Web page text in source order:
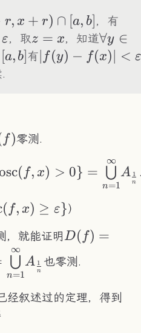
r, x + r) ∩ [a, b] ，有
ε，取z=x
z = x，知道∀y ∈
[a, b]有 |f(y)-f(x)|
f (y) − f(x) <
f)零测.
( f, x) > 0} =
n=1
⋃
∞
A
n
1
( f, x) ≥ ε}）
，就能证明
{n}}
D( f) =
n=1
⋃
∞
A
n
1 也零测.
经叙述过的定理，得到